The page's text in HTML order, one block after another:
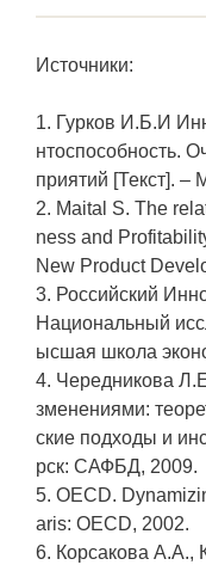
Источники:
1. Гурков И.Б.И
нтоспособность.
приятий [Текст]. –
2. Maital S. The
ness and
New Product
3. Российский
Национальный
ысшая школа
4. Чередникова
зменениями:
ские подходы и
рск: САФБД, 2009.
5. OECD.
aris: OECD, 2002.
6. Корсакова А.А.,